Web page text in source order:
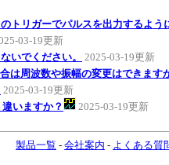
トリガーでパルスを出力するよう
03-19更新
いでください。
2025-03-19更新
は周波数や振幅の変更はできます
2025-03-19更新
いますか？
2025-03-19更新
製品一覧 - 会社案内 - よくある質